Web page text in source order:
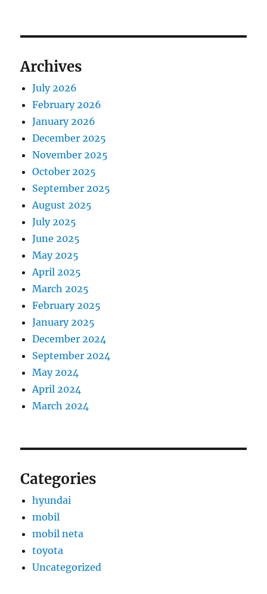
Archives
July 2026
February 2026
January 2026
December 2025
November 2025
October 2025
September 2025
August 2025
July 2025
June 2025
May 2025
April 2025
March 2025
February 2025
January 2025
December 2024
September 2024
May 2024
April 2024
March 2024
Categories
hyundai
mobil
mobil neta
toyota
Uncategorized